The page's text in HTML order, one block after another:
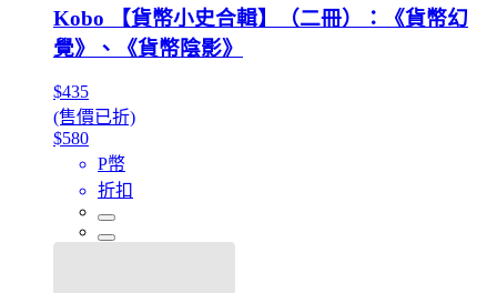
Kobo 【貨幣小史合輯】（二冊）：《貨幣幻
覺》、《貨幣陰影》
$435
(售價已折)
$580
P幣
折扣